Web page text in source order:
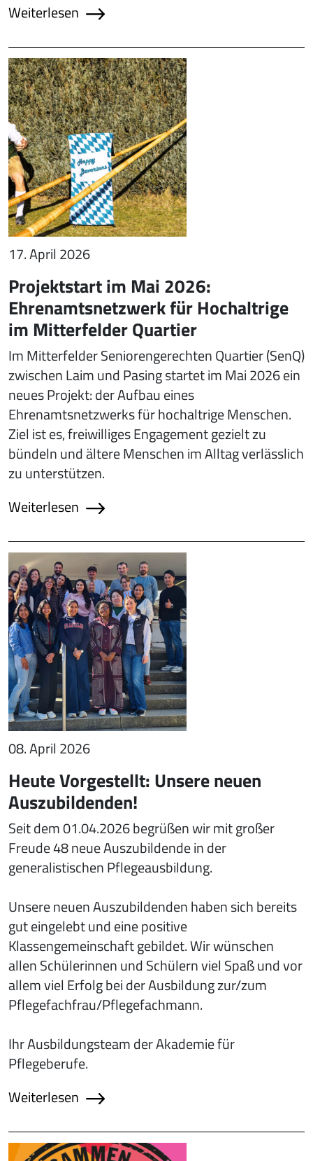
Weiterlesen
17. April 2026
Projektstart im Mai 2026:
Ehrenamtsnetzwerk für Hochaltrige
im Mitterfelder Quartier
Im Mitterfelder Seniorengerechten Quartier (SenQ)
zwischen Laim und Pasing startet im Mai 2026 ein
neues Projekt: der Aufbau eines
Ehrenamtsnetzwerks für hochaltrige Menschen.
Ziel ist es, freiwilliges Engagement gezielt zu
bündeln und ältere Menschen im Alltag verlässlich
zu unterstützen.
Weiterlesen
08. April 2026
Heute Vorgestellt: Unsere neuen
Auszubildenden!
Seit dem 01.04.2026 begrüßen wir mit großer
Freude 48 neue Auszubildende in der
generalistischen Pflegeausbildung.
Unsere neuen Auszubildenden haben sich bereits
gut eingelebt und eine positive
Klassengemeinschaft gebildet. Wir wünschen
allen Schülerinnen und Schülern viel Spaß und vor
allem viel Erfolg bei der Ausbildung zur/zum
Pflegefachfrau/Pflegefachmann.
Ihr Ausbildungsteam der Akademie für
Pflegeberufe.
Weiterlesen